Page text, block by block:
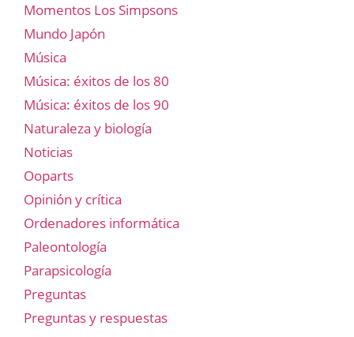
Momentos Los Simpsons
Mundo Japón
Música
Música: éxitos de los 80
Música: éxitos de los 90
Naturaleza y biología
Noticias
Ooparts
Opinión y crítica
Ordenadores informática
Paleontología
Parapsicología
Preguntas
Preguntas y respuestas